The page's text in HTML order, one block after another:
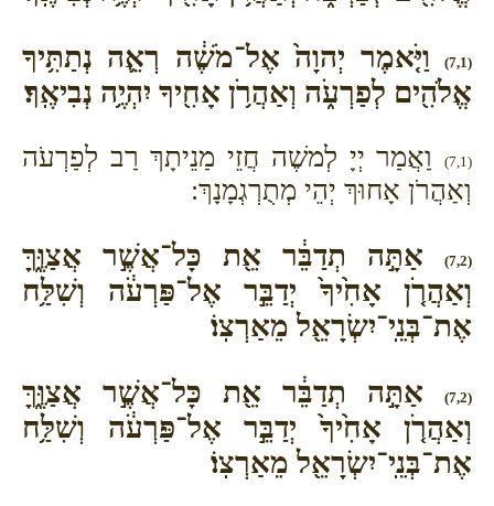
(7,1)
וַיֹּ֤אמֶר יְהוָה֙ אֶל־מֹשֶׁ֔ה רְאֵ֛ה נְתַתִּ֥יךָ
אֱלֹהִ֖ים לְפַרְעֹ֑ה וְאַהֲרֹ֥ן אָחִ֖יךָ יִהְיֶ֥ה נְבִיאֶֽךָ׃
(7,1)
וַאֲמַר יְיָ לְמשֶׁה חֲזֵי מַנֵיתָךְ רַב לְפַרְעֹה
וְאַהֲרֹן אָחוּךְ יְהֵי מְתֻרְגְמָנָךְ:
(7,2)
אַתָּ֣ה תְדַבֵּ֔ר אֵ֖ת כָּל־אֲשֶׁ֣ר אֲצַוֶּ֑ךָּ
וְאַהֲרֹ֤ן אָחִ֙יךָ֙ יְדַבֵּ֣ר אֶל־פַּרְעֹ֔ה וְשִׁלַּ֥ח
אֶת־בְּנֵֽי־יִשְׂרָאֵ֖ל מֵאַרְצֽוֹ׃
(7,2)
אַתָּ֣ה תְדַבֵּ֔ר אֵ֖ת כָּל־אֲשֶׁ֣ר אֲצַוֶּ֑ךָּ
וְאַהֲרֹ֤ן אָחִ֙יךָ֙ יְדַבֵּ֣ר אֶל־פַּרְעֹ֔ה וְשִׁלַּ֥ח
אֶת־בְּנֵֽי־יִשְׂרָאֵ֖ל מֵאַרְצֽוֹ׃